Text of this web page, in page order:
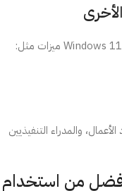
والمدراء التنفيذيين
أفضل من استخدام